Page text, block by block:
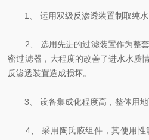
1、 运用双级反渗透装置制取纯水
2、 选用先进的过滤装置作为整套
密过滤器，大程度的改善了进水水质
反渗透装置造成损坏。
3、 设备集成化程度高，整体用地
4、 采用陶氏膜组件，其使用性